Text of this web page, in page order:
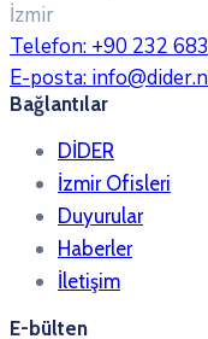
İzmir
Telefon: +90 232
E-posta:
Bağlantılar
DİDER
İzmir Ofisleri
Duyurular
Haberler
İletişim
E-bülten